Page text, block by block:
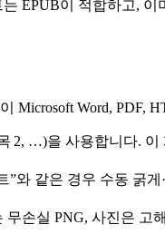
EPUB이 적합하고,
Microsoft Word,
2, …)을 사용합니다.
”와 같은 경우 수동 굵
손실 PNG, 사진은